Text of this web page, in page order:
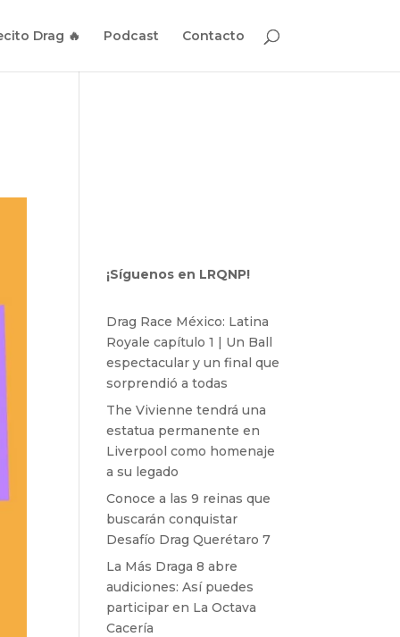
Drag 🔥 Podcast Contacto
¡Síguenos en LRQNP!
Drag Race México: Latina
Royale capítulo 1 | Un Ball
espectacular y un final que
sorprendió a todas
The Vivienne tendrá una
estatua permanente en
Liverpool como homenaje
a su legado
Conoce a las 9 reinas que
buscarán conquistar
Desafío Drag Querétaro 7
La Más Draga 8 abre
audiciones: Así puedes
participar en La Octava
Cacería